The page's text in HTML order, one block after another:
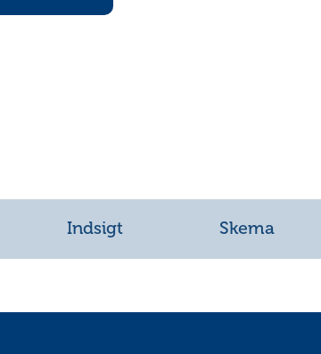
Indsigt Skema